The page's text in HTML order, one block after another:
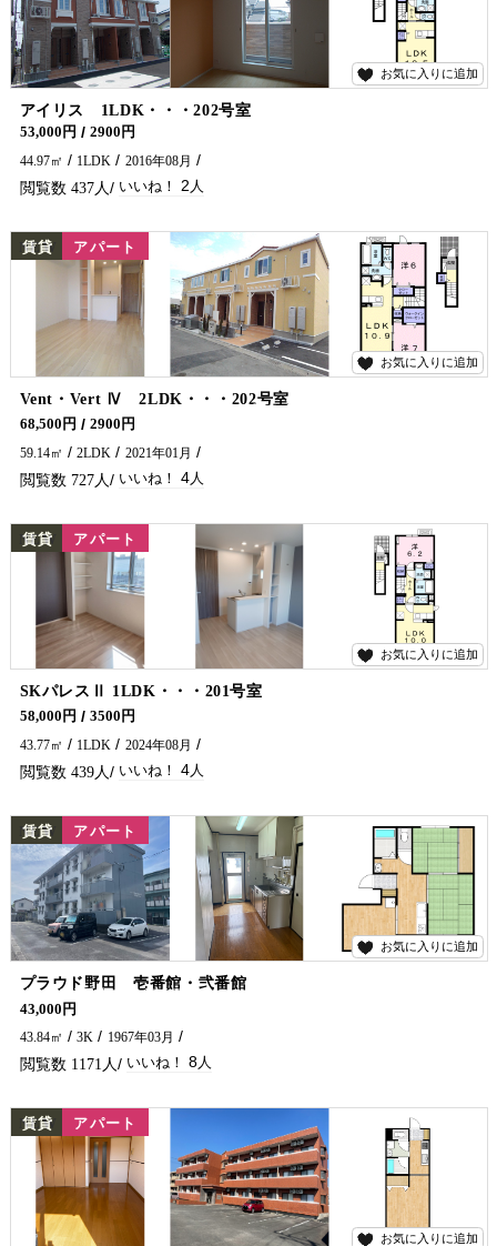
お気に入りに追加
アイリス 1LDK・・・202号室
53,000円
2900円
44.97㎡
1LDK 2016年08月
437 2
お気に入りに追加
賃貸
NEW アパート
Vent・Vert Ⅳ 2LDK・・・202号室
エアコン２台・ガスコンロ付です♪ 延岡市で賃貸アパート・マンションをお探しなら五ヶ瀬不動産へお問合せください🏠✨
68,500円
2900円
59.14㎡
2LDK 2021年01月
727 4
お気に入りに追加
賃貸
NEW アパート
SKパレスⅡ 1LDK・・・201号室
エアコン２台・ガスコンロ・ネット無料付です♪ 延岡市でアパート・マンションをお探しでしたら五ヶ瀬不動産へお問合せください✨
58,000円
3500円
43.77㎡
1LDK 2024年08月
439 4
お気に入りに追加
賃貸
NEW アパート
プラウド野田 壱番館・弐番館
ペット可物件が出ました!(^^)! ワンちゃんを飼われてる方必見です(^^♪ 延岡市でペットの飼える賃貸物件・アパートをお探しなら、五ヶ瀬不動産へお問い合わせください！！
43,000円
43.84㎡
3K 1967年03月
1171 8
お気に入りに追加
賃貸
NEW アパート